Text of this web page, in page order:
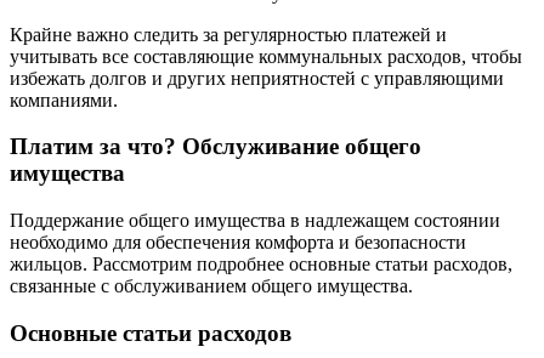
Крайне важно следить за регулярностью платежей и
учитывать все составляющие коммунальных расходов, чтобы
избежать долгов и других неприятностей с управляющими
компаниями.
Платим за что? Обслуживание общего
имущества
Поддержание общего имущества в надлежащем состоянии
необходимо для обеспечения комфорта и безопасности
жильцов. Рассмотрим подробнее основные статьи расходов,
связанные с обслуживанием общего имущества.
Основные статьи расходов